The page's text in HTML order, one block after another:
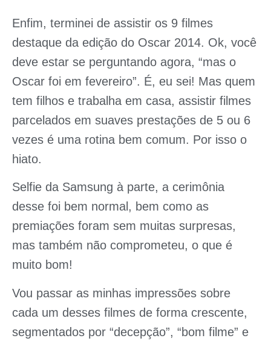
Enfim, terminei de assistir os 9 filmes
destaque da edição do Oscar 2014. Ok, você
deve estar se perguntando agora, “mas o
Oscar foi em fevereiro”. É, eu sei! Mas quem
tem filhos e trabalha em casa, assistir filmes
parcelados em suaves prestações de 5 ou 6
vezes é uma rotina bem comum. Por isso o
hiato.
Selfie da Samsung à parte, a cerimônia
desse foi bem normal, bem como as
premiações foram sem muitas surpresas,
mas também não comprometeu, o que é
muito bom!
Vou passar as minhas impressões sobre
cada um desses filmes de forma crescente,
segmentados por “decepção”, “bom filme” e